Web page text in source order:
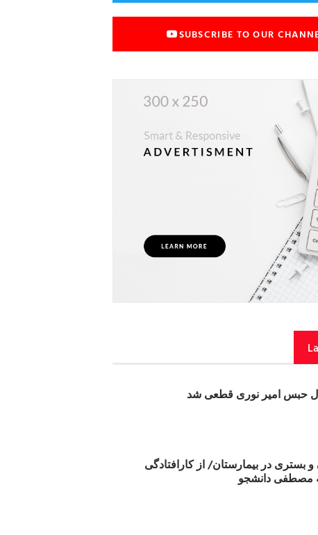
SUBSCRIBE TO OUR
امیر نوری قطعی شد
و بستری در بیمارستان/ از کارافتادگی